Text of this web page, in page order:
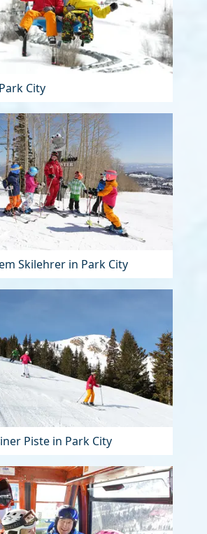
City
Skilehrer in Park City
Piste in Park City